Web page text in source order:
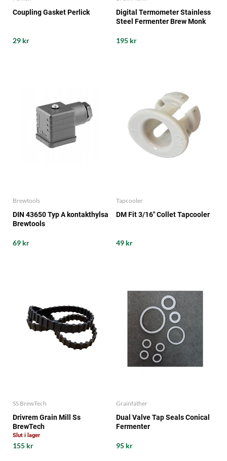
Coupling Gasket Perlick
29 kr
Digital Termometer Stainless
Steel Fermenter Brew Monk
195 kr
Brewtools
DIN 43650 Typ A kontakthylsa
Brewtools
69 kr
Tapcooler
DM Fit 3/16" Collet Tapcooler
49 kr
SS BrewTech
Drivrem Grain Mill Ss
BrewTech
Slut i lager
155 kr
Grainfather
Dual Valve Tap Seals Conical
Fermenter
95 kr